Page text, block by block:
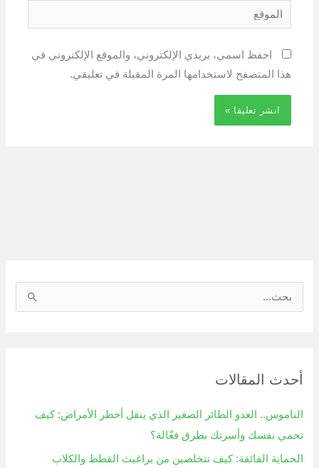
الموقع
احفظ اسمي، بريدي الإلكتروني، والموقع الإلكتروني في
هذا المتصفح لاستخدامها المرة المقبلة في تعليقي.
ثأحدث المقالات
الناموس.. العدو الطائر الصغير الذي ينقل أخطر الأمراض: كيف
تحمي نفسك وأسرتك بطرق فعّالة؟
الحماية الفائقة: كيف تتخلصين من براغيث القطط والكلاب